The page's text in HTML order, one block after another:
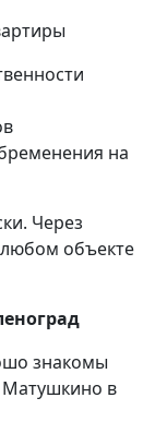
на
Через
объекте
знакомы
Матушкино в